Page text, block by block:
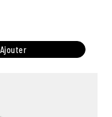
Ajouter